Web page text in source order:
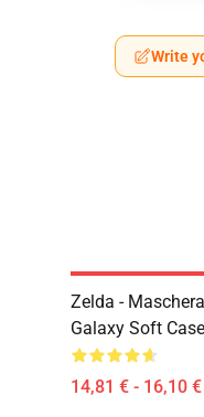
Write
Zelda -
Galaxy Soft
14,81 € - 16,10 €